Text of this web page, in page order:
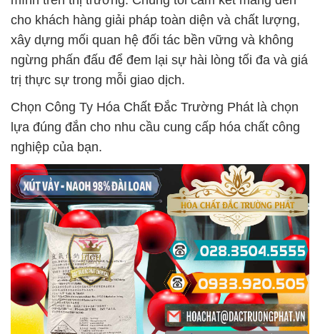
cho khách hàng giải pháp toàn diện và chất lượng,
xây dựng mối quan hệ đối tác bền vững và không
ngừng phấn đấu để đem lại sự hài lòng tối đa và giá
trị thực sự trong mỗi giao dịch.
Chọn Công Ty Hóa Chất Đắc Trường Phát là chọn
lựa đúng đắn cho nhu cầu cung cấp hóa chất công
nghiệp của bạn.